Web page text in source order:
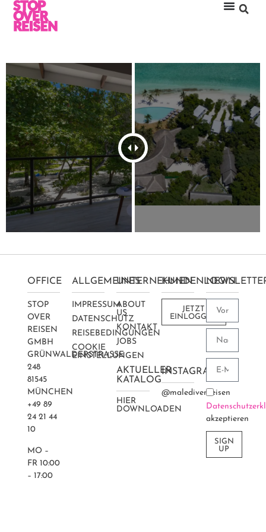
OFFICE
STOP
OVER
REISEN
GMBH
GRÜNWALDERSTRASSE 2
48
81545
MÜNCHEN
+49 89
24 21 44
10
MO –
FR 10:00
– 17:00
ALLGEMEINES
IMPRESSUM
DATENSCHUTZ
REISEBEDINGUNGEN
COOKIE
EINSTELLUNGEN
UNTERNEHMEN
ABOUT
US
KONTAKT
JOBS
AKTUELLER
KATALOG
HIER
DOWNLOADEN
KUNDENLOGIN
JETZT
EINLOGGEN
INSTAGRAM
@maledivenreisen
akzeptieren
SIGN
UP